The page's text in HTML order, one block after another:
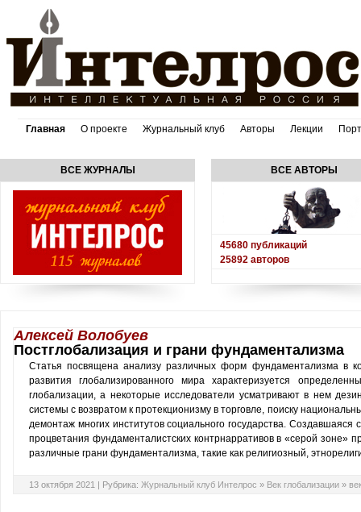
Главная О проекте Журнальный клуб Авторы Лекции
ВСЕ ЖУРНАЛЫ ВСЕ АВТОРЫ
45680 публикаций
25892 авторов
Алексей Волобуев
Постглобализация и грани фундаментализма
Статья посвящена анализу различных форм фундаментализма в
развития глобализированного мира характеризуется
глобализации, а некоторые исследователи усматривают в нем
системы с возвратом к протекционизму в торговле, поиску
демонтаж многих институтов социального государства.
процветания фундаменталистских контрнарративов в «серой зоне»
различные грани фундаментализма, такие как религиозный,
13 октября 2021 | Рубрика: Журнальный клуб Интелрос » Век глобализации »